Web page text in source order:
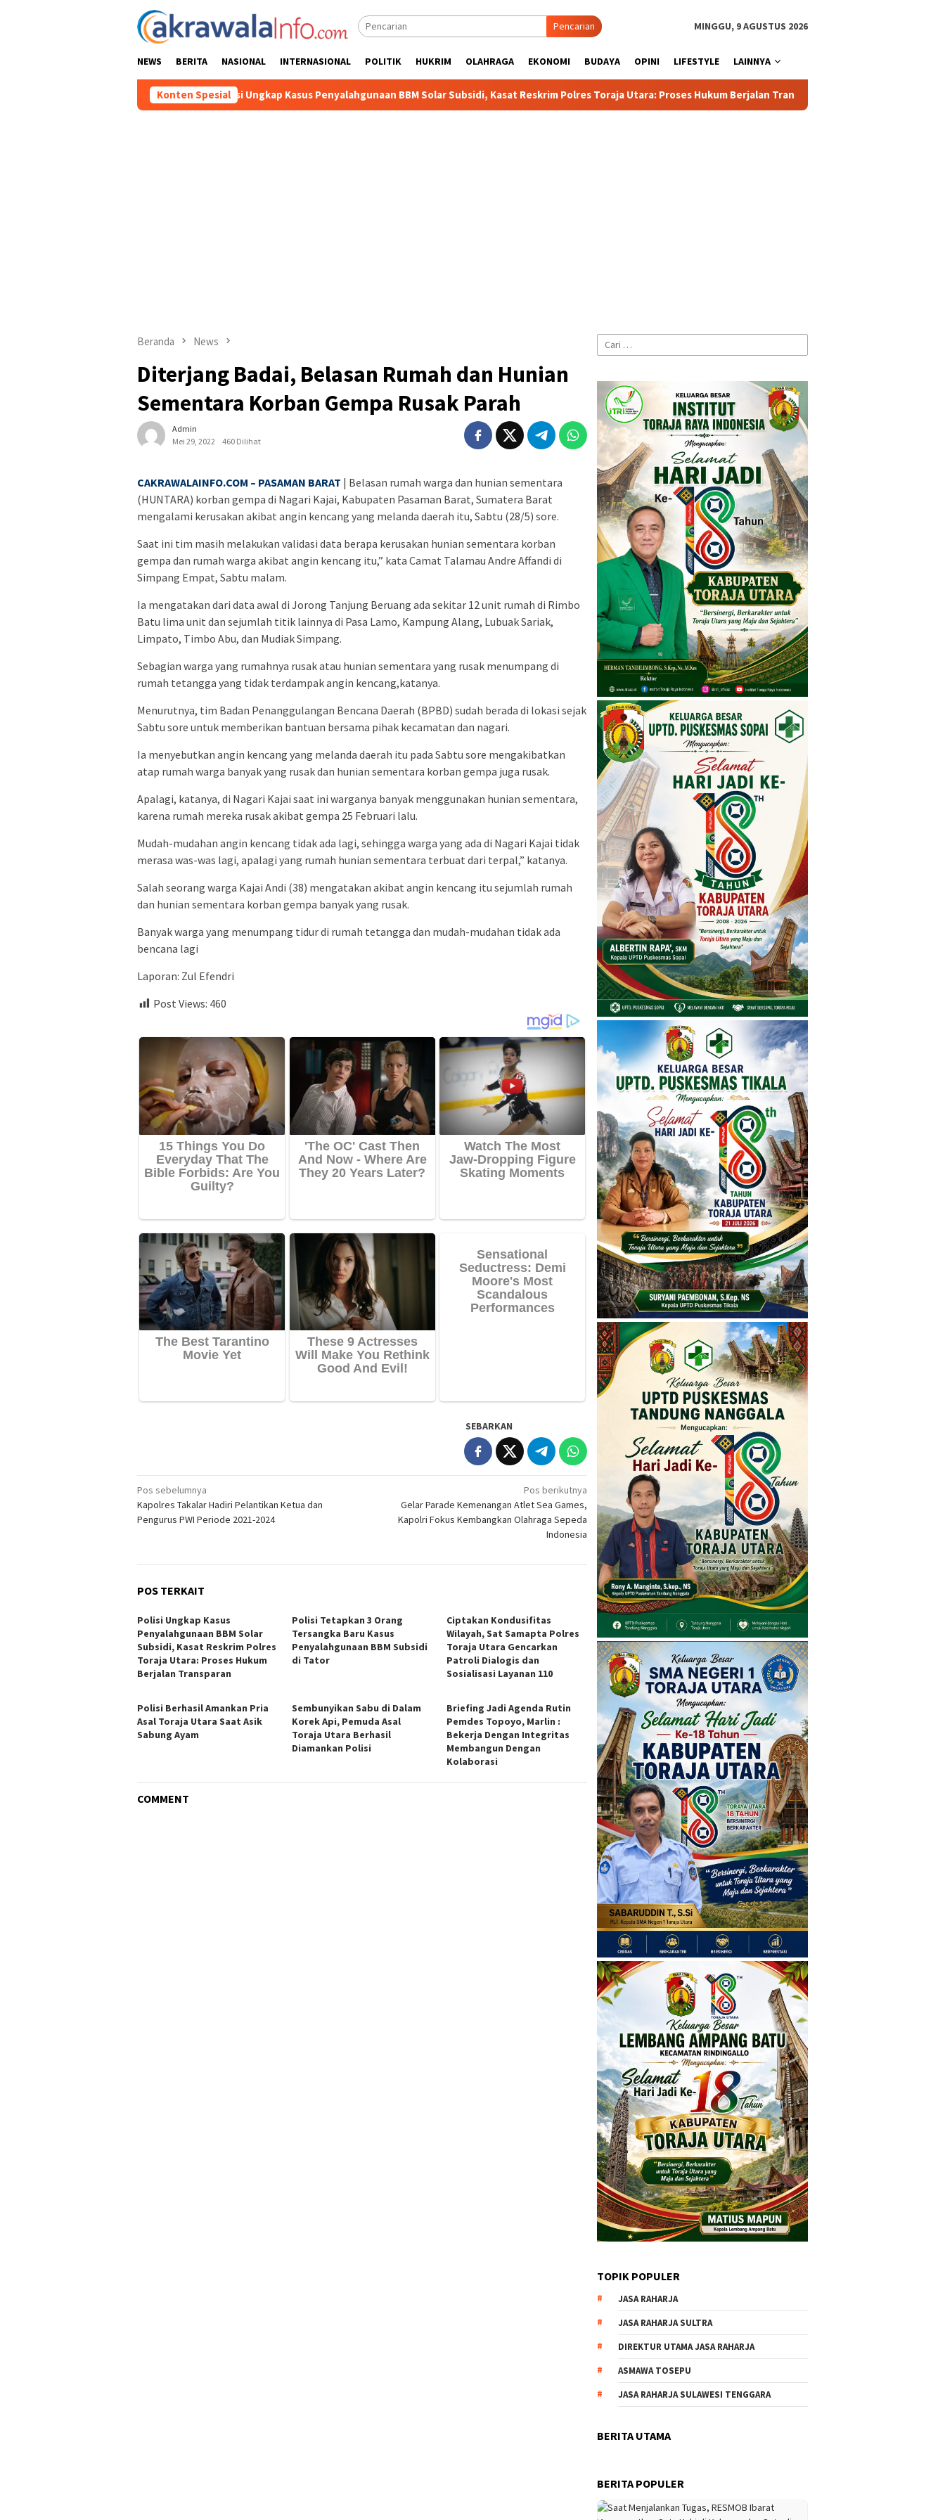
Pencarian MINGGU, 9 AGUSTUS 2026
NEWS BERITA NASIONAL INTERNASIONAL POLITIK HUKRIM OLAHRAGA EKONOMI BUDAYA OPINI LIFESTYLE LAINNYA
Konten Spesial
Polisi Ungkap Kasus Penyalahgunaan BBM Solar Subsidi, Kasat Reskrim Polres Toraja Utara: Proses Hukum Berjalan Transparan Polisi Tetapkan 3 Orang Tersangka
Beranda News
Diterjang Badai, Belasan Rumah dan Hunian
Sementara Korban Gempa Rusak Parah
Admin
Mei 29, 2022
460 Dilihat
CAKRAWALAINFO.COM – PASAMAN BARAT | Belasan rumah warga dan hunian sementara
(HUNTARA) korban gempa di Nagari Kajai, Kabupaten Pasaman Barat, Sumatera Barat
mengalami kerusakan akibat angin kencang yang melanda daerah itu, Sabtu (28/5) sore.
Saat ini tim masih melakukan validasi data berapa kerusakan hunian sementara korban
gempa dan rumah warga akibat angin kencang itu,” kata Camat Talamau Andre Affandi di
Simpang Empat, Sabtu malam.
Ia mengatakan dari data awal di Jorong Tanjung Beruang ada sekitar 12 unit rumah di Rimbo
Batu lima unit dan sejumlah titik lainnya di Pasa Lamo, Kampung Alang, Lubuak Sariak,
Limpato, Timbo Abu, dan Mudiak Simpang.
Sebagian warga yang rumahnya rusak atau hunian sementara yang rusak menumpang di
rumah tetangga yang tidak terdampak angin kencang,katanya.
Menurutnya, tim Badan Penanggulangan Bencana Daerah (BPBD) sudah berada di lokasi sejak
Sabtu sore untuk memberikan bantuan bersama pihak kecamatan dan nagari.
Ia menyebutkan angin kencang yang melanda daerah itu pada Sabtu sore mengakibatkan
atap rumah warga banyak yang rusak dan hunian sementara korban gempa juga rusak.
Apalagi, katanya, di Nagari Kajai saat ini warganya banyak menggunakan hunian sementara,
karena rumah mereka rusak akibat gempa 25 Februari lalu.
Mudah-mudahan angin kencang tidak ada lagi, sehingga warga yang ada di Nagari Kajai tidak
merasa was-was lagi, apalagi yang rumah hunian sementara terbuat dari terpal,” katanya.
Salah seorang warga Kajai Andi (38) mengatakan akibat angin kencang itu sejumlah rumah
dan hunian sementara korban gempa banyak yang rusak.
Banyak warga yang menumpang tidur di rumah tetangga dan mudah-mudahan tidak ada
bencana lagi
Laporan: Zul Efendri
Post Views: 460
SEBARKAN
Navigasi
pos
Pos sebelumnya
Kapolres Takalar Hadiri Pelantikan Ketua dan
Pengurus PWI Periode 2021-2024
Pos berikutnya
Gelar Parade Kemenangan Atlet Sea Games,
Kapolri Fokus Kembangkan Olahraga Sepeda
Indonesia
POS TERKAIT
Polisi Ungkap Kasus
Penyalahgunaan BBM Solar
Subsidi, Kasat Reskrim Polres
Toraja Utara: Proses Hukum
Berjalan Transparan
Polisi Tetapkan 3 Orang
Tersangka Baru Kasus
Penyalahgunaan BBM Subsidi
di Tator
Ciptakan Kondusifitas
Wilayah, Sat Samapta Polres
Toraja Utara Gencarkan
Patroli Dialogis dan
Sosialisasi Layanan 110
Polisi Berhasil Amankan Pria
Asal Toraja Utara Saat Asik
Sabung Ayam
Sembunyikan Sabu di Dalam
Korek Api, Pemuda Asal
Toraja Utara Berhasil
Diamankan Polisi
Briefing Jadi Agenda Rutin
Pemdes Topoyo, Marlin :
Bekerja Dengan Integritas
Membangun Dengan
Kolaborasi
COMMENT
Cari
untuk:
TOPIK POPULER
JASA RAHARJA
JASA RAHARJA SULTRA
DIREKTUR UTAMA JASA RAHARJA
ASMAWA TOSEPU
JASA RAHARJA SULAWESI TENGGARA
BERITA UTAMA
BERITA POPULER